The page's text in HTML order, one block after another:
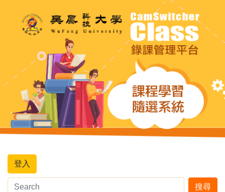
登入
搜尋